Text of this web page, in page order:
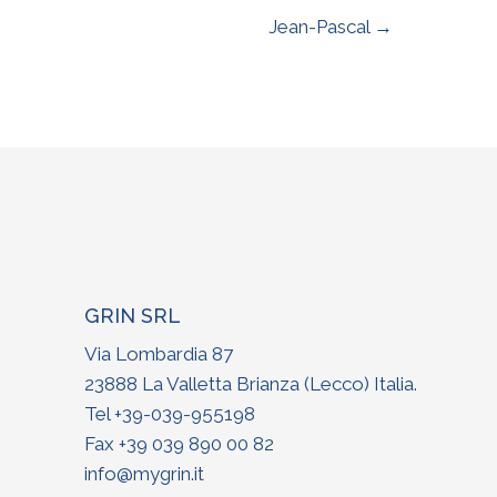
Jean-Pascal →
GRIN SRL
Via Lombardia 87
23888 La Valletta Brianza (Lecco) Italia.
Tel +39-039-955198
Fax +39 039 890 00 82
info@mygrin.it